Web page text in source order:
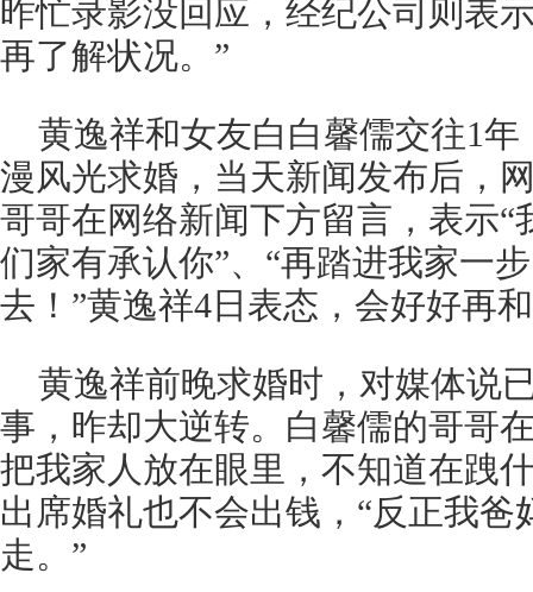
昨忙录影没回应，经纪公司则表
再了解状况。”
黄逸祥和女友白白馨儒交往1
漫风光求婚，当天新闻发布后，
哥哥在网络新闻下方留言，表示“
们家有承认你”、“再踏进我家一
去！”黄逸祥4日表态，会好好再
黄逸祥前晚求婚时，对媒体说
事，昨却大逆转。白馨儒的哥哥
把我家人放在眼里，不知道在跩
出席婚礼也不会出钱，“反正我爸
走。”